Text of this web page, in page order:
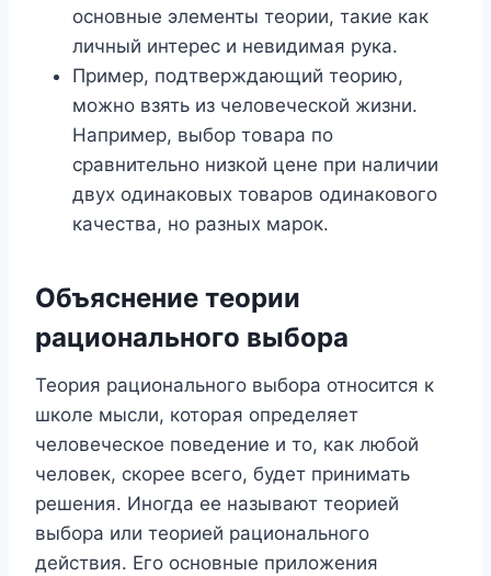
основные элементы теории, такие как
личный интерес и невидимая рука.
Пример, подтверждающий теорию,
можно взять из человеческой жизни.
Например, выбор товара по
сравнительно низкой цене при наличии
двух одинаковых товаров одинакового
качества, но разных марок.
Объяснение теории
рационального выбора
Теория рационального выбора относится к
школе мысли, которая определяет
человеческое поведение и то, как любой
человек, скорее всего, будет принимать
решения. Иногда ее называют теорией
выбора или теорией рационального
действия. Его основные приложения